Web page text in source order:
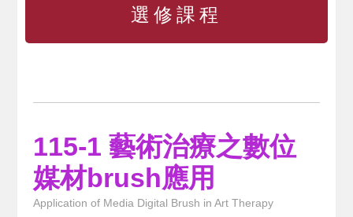
選修課程
115-1 藝術治療之數位
媒材brush應用
Application of Media Digital Brush in Art Therapy